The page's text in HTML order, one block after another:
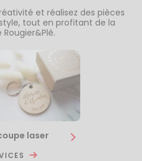
et réalisez des pièces
tout en profitant de la
laser